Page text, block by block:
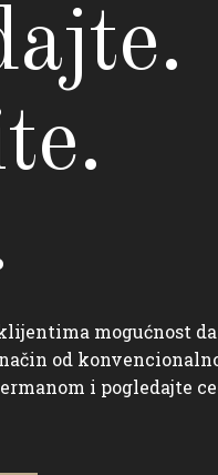
mogućnost da
od
i pogledajte